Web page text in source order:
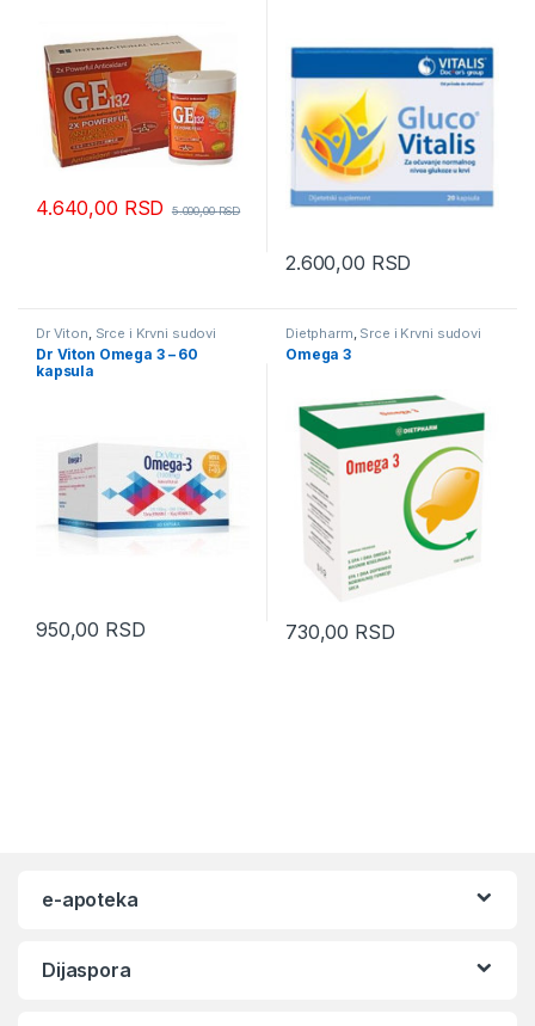
4.640,00 RSD 5.000,00RSD
2.600,00 RSD
Dr Viton Srce i Krvni sudovi
Dr Viton Omega 3 – 60
kapsula
950,00 RSD
Dietpharm Srce i Krvni sudovi
Omega 3
730,00 RSD
e-apoteka
Dijaspora